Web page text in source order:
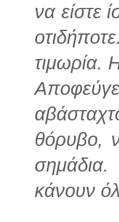
να είστε
τιμωρία.
θόρυβο,
σημάδια.
κάνουν